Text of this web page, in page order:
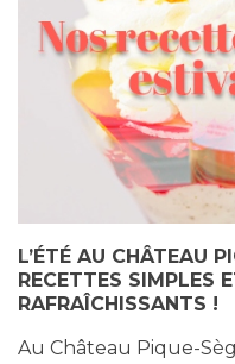
L’ÉTÉ AU CHÂTEAU
RECETTES SIMPLES
RAFRAÎCHISSANTS !
Au Château Pique-